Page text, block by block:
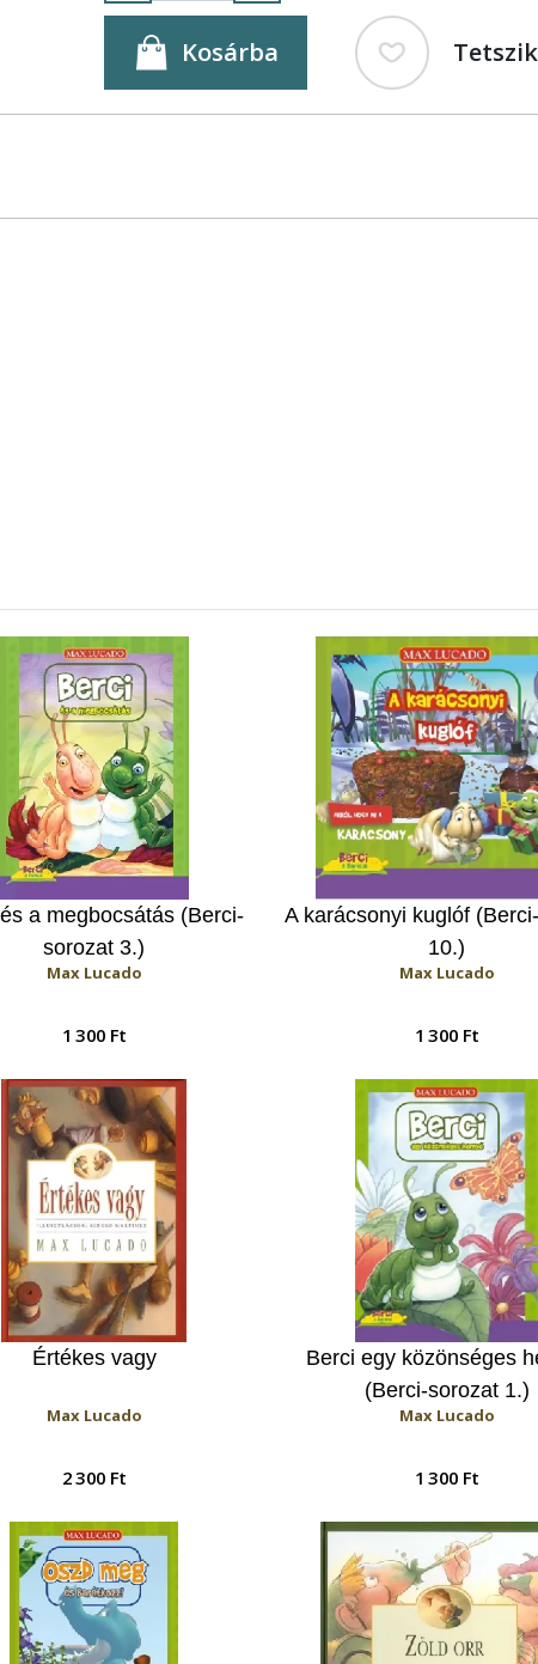
Kosárba Tetszik
a megbocsátás (Berci-
sorozat 3.)
Max Lucado
1 300 Ft
A karácsonyi kuglóf
10.)
Max Lucado
1 300 Ft
Értékes vagy
Max Lucado
2 300 Ft
Berci egy közönséges
(Berci-sorozat 1.)
Max Lucado
1 300 Ft